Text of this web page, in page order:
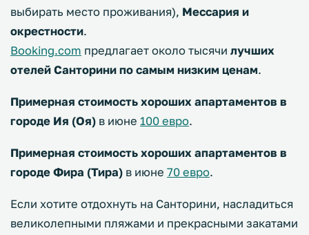
выбирать место проживания), Мессария и
окрестности.
Booking.com предлагает около тысячи лучших
отелей Санторини по самым низким ценам.
Примерная стоимость хороших апартаментов в
городе Ия (Оя) в июне 100 евро.
Примерная стоимость хороших апартаментов в
городе Фира (Тира) в июне 70 евро.
Если хотите отдохнуть на Санторини, насладиться
великолепными пляжами и прекрасными закатами